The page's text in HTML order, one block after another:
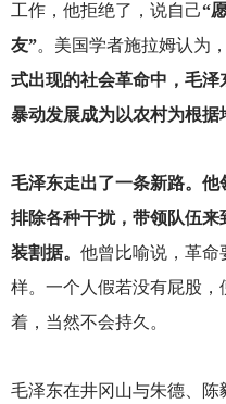
工作，他拒绝了，说自己“
友”。美国学者施拉姆认为，
式出现的社会革命中，毛
暴动发展成为以农村为根据
毛泽东走出了一条新路。他
排除各种干扰，带领队伍
装割据。 他曾比喻说，革命
样。一个人假若没有屁股
着，当然不会持久。
毛泽东在井冈山与朱德、陈